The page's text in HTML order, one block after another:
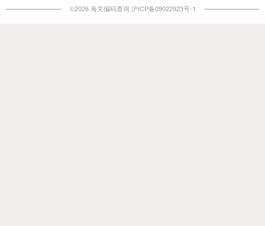
©2026 海关编码查询 沪ICP备09022923号-1